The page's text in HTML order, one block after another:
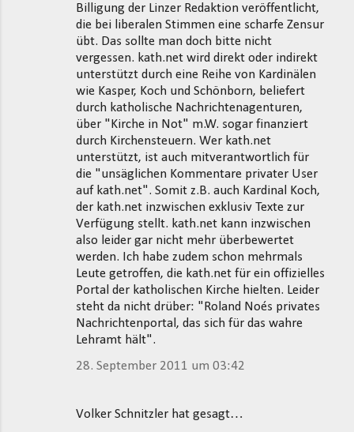
Billigung der Linzer Redaktion veröffentlicht,
die bei liberalen Stimmen eine scharfe Zensur
übt. Das sollte man doch bitte nicht
vergessen. kath.net wird direkt oder indirekt
unterstützt durch eine Reihe von Kardinälen
wie Kasper, Koch und Schönborn, beliefert
durch katholische Nachrichtenagenturen,
über "Kirche in Not" m.W. sogar finanziert
durch Kirchensteuern. Wer kath.net
unterstützt, ist auch mitverantwortlich für
die "unsäglichen Kommentare privater User
auf kath.net". Somit z.B. auch Kardinal Koch,
der kath.net inzwischen exklusiv Texte zur
Verfügung stellt. kath.net kann inzwischen
also leider gar nicht mehr überbewertet
werden. Ich habe zudem schon mehrmals
Leute getroffen, die kath.net für ein offizielles
Portal der katholischen Kirche hielten. Leider
steht da nicht drüber: "Roland Noés privates
Nachrichtenportal, das sich für das wahre
Lehramt hält".
28. September 2011 um 03:42
Volker Schnitzler hat gesagt…